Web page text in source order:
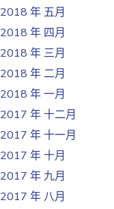
2018 年 五月
2018 年 四月
2018 年 三月
2018 年 二月
2018 年 一月
2017 年 十二月
2017 年 十一月
2017 年 十月
2017 年 九月
2017 年 八月